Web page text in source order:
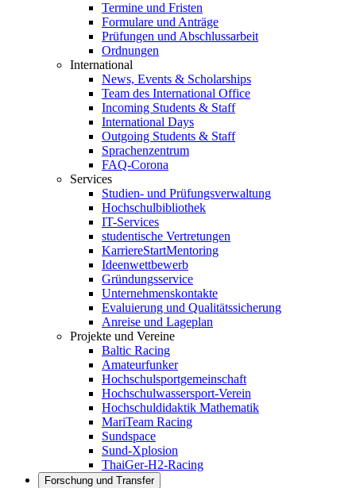
Termine und Fristen
Formulare und Anträge
Prüfungen und Abschlussarbeit
Ordnungen
International
News, Events & Scholarships
Team des International Office
Incoming Students & Staff
International Days
Outgoing Students & Staff
Sprachenzentrum
FAQ-Corona
Services
Studien- und Prüfungsverwaltung
Hochschulbibliothek
IT-Services
studentische Vertretungen
KarriereStartMentoring
Ideenwettbewerb
Gründungsservice
Unternehmenskontakte
Evaluierung und Qualitätssicherung
Anreise und Lageplan
Projekte und Vereine
Baltic Racing
Amateurfunker
Hochschulsportgemeinschaft
Hochschulwassersport-Verein
Hochschuldidaktik Mathematik
MariTeam Racing
Sundspace
Sund-Xplosion
ThaiGer-H2-Racing
Forschung und Transfer